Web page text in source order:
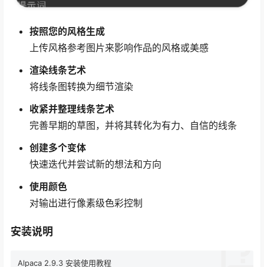
按照您的风格生成
上传风格参考图片来影响作品的风格或美感
渲染线条艺术
将线条图转换为细节渲染
收紧并整理线条艺术
完善早期的草图，并将其转化为有力、自信的线条
创建多个变体
快速迭代并尝试新的想法和方向
使用颜色
对输出进行像素级色彩控制
安装说明
Alpaca 2.9.3 安装使用教程